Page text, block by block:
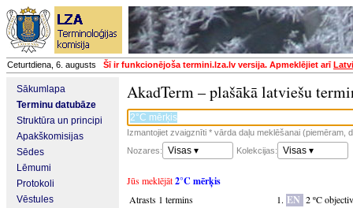
Ceturtdiena, 6. augusts Šī ir funkcionējoša termini.lza.lv versija. Apmeklējiet arī
Sākumlapa
Terminu datubāze
Struktūra un principi
Apakškomisijas
Sēdes
Lēmumi
Protokoli
Vēstules
AkadTerm – plašākā latviešu
Izmantojiet zvaigznīti * vārda daļu meklēšanai (piemēram,
Nozares:
Visas ▾ Kolekcijas: Visas ▾
Jūs meklējāt2°C mērķis
Atrasts 1 termins
EN 2 ºC